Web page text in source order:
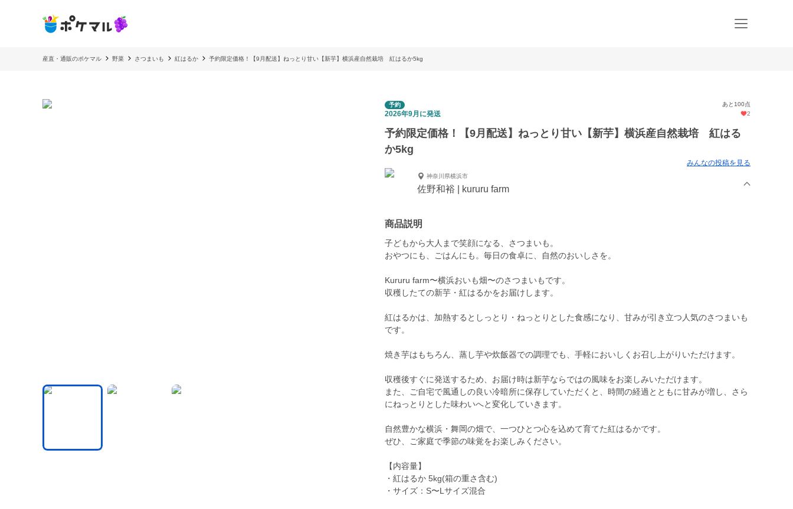
産直・通販のポケマル 野菜 さつまいも 紅はるか 予約限定価格！【9月配送】ねっとり甘い【新芋】横浜産自然栽培 紅はるか5kg
予約 あと100点
2026年9月に発送 2
予約限定価格！【9月配送】ねっとり甘い【新芋】横浜産自然栽培 紅はる
か5kg
みんなの投稿を見る
神奈川県横浜市
佐野和裕 | kururu farm
商品説明
子どもから大人まで笑顔になる、さつまいも。
おやつにも、ごはんにも。毎日の食卓に、自然のおいしさを。
Kururu farm〜横浜おいも畑〜のさつまいもです。
収穫したての新芋・紅はるかをお届けします。
紅はるかは、加熱するとしっとり・ねっとりとした食感になり、甘みが引き立つ人気のさつまいも
です。
焼き芋はもちろん、蒸し芋や炊飯器での調理でも、手軽においしくお召し上がりいただけます。
収穫後すぐに発送するため、お届け時は新芋ならではの風味をお楽しみいただけます。
また、ご自宅で風通しの良い冷暗所に保存していただくと、時間の経過とともに甘みが増し、さら
にねっとりとした味わいへと変化していきます。
自然豊かな横浜・舞岡の畑で、一つひとつ心を込めて育てた紅はるかです。
ぜひ、ご家庭で季節の味覚をお楽しみください。
【内容量】
・紅はるか 5kg(箱の重さ含む)
・サイズ：S〜Lサイズ混合